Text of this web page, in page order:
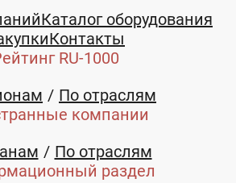
Каталог оборудования
Контакты
RU-1000
По отраслям
компании
По отраслям
раздел